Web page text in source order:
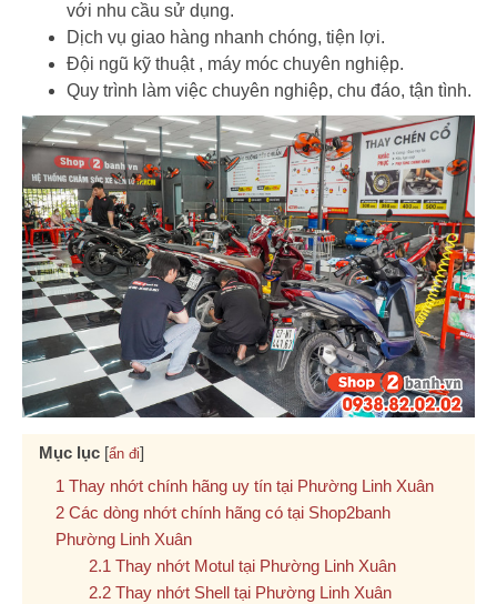
với nhu cầu sử dụng.
Dịch vụ giao hàng nhanh chóng, tiện lợi.
Đội ngũ kỹ thuật , máy móc chuyên nghiệp.
Quy trình làm việc chuyên nghiệp, chu đáo, tận tình.
Mục lục [ẩn đi]
Thay nhớt chính hãng uy tín tại Phường Linh Xuân
Các dòng nhớt chính hãng có tại Shop2banh
Phường Linh Xuân
Thay nhớt Motul tại Phường Linh Xuân
Thay nhớt Shell tại Phường Linh Xuân